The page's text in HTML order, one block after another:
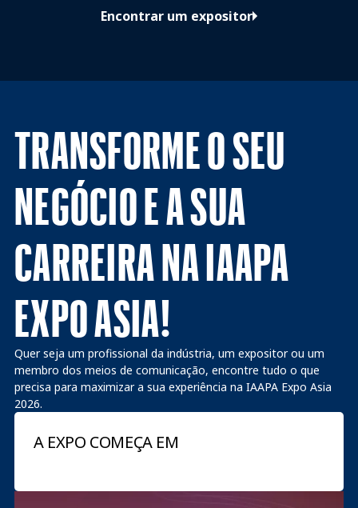
Encontrar um expositor
TRANSFORME O SEU
NEGÓCIO E A SUA
CARREIRA NA IAAPA
EXPO ASIA!
Quer seja um profissional da indústria, um expositor ou um
membro dos meios de comunicação, encontre tudo o que
precisa para maximizar a sua experiência na IAAPA Expo Asia
2026.
A EXPO COMEÇA EM